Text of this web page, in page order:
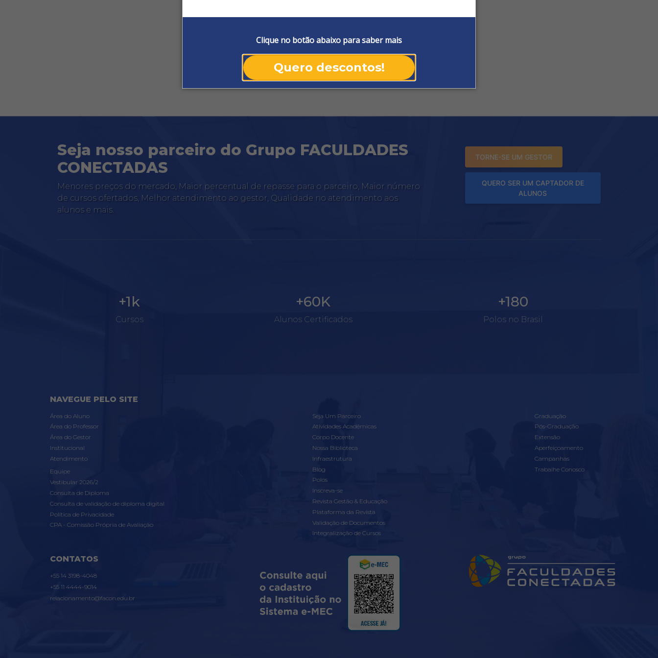
Clique no botão abaixo para saber mais
Quero descontos!
Seja nosso parceiro do Grupo FACULDADES
CONECTADAS
Menores preços do mercado, Maior percentual de repasse para o parceiro, Maior número
de cursos ofertados, Melhor atendimento ao gestor, Qualidade no atendimento aos
alunos e mais.
TORNE-SE UM GESTOR
QUERO SER UM CAPTADOR DE
ALUNOS
+1k
Cursos
+60K
Alunos Certificados
+180
Polos no Brasil
NAVEGUE PELO SITE
Área do Aluno
Área do Professor
Área do Gestor
Institucional
Atendimento
Equipe
Vestibular 2026/2
Consulta de Diploma
Consulta de validação de diploma digital
Política de Privacidade
CPA - Comissão Própria de Avaliação
Seja Um Parceiro
Atividades Acadêmicas
Corpo Docente
Nossa Biblioteca
Infraestrutura
Blog
Polos
Inscreva-se
Revista Gestão & Educação
Plataforma da Revista
Validação de Documentos
Integralização de Cursos
Graduação
Pós-Graduação
Extensão
Aperfeiçoamento
Campanhas
Trabalhe Conosco
CONTATOS
+55 14 3198-4048
+55 11 4444-9014
relacionamento@facon.edu.br